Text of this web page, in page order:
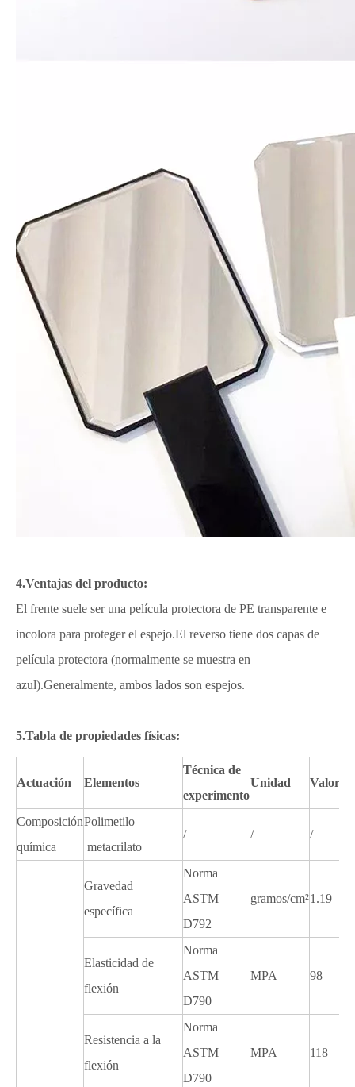
4.Ventajas del producto:
El frente suele ser una película protectora de PE transparente e
incolora para proteger el espejo.El reverso tiene dos capas de
película protectora (normalmente se muestra en
azul).Generalmente, ambos lados son espejos.
5.Tabla de propiedades físicas:
Actuación Elementos
Técnica de
experimento
Unidad Valor
Composición
química
Polimetilo
metacrilato
/ / /
Gravedad
específica
Norma
ASTM
D792
gramos/cm²1.19
Elasticidad de
flexión
Norma
ASTM
D790
MPA 98
Resistencia a la
flexión
Norma
ASTM
D790
MPA 118